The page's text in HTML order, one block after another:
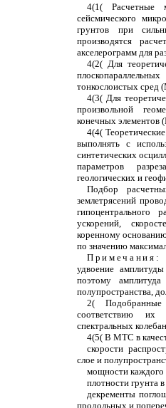
4(1( Расчетные
сейсмического
грунтов при
производятся
акселерограмм для
4(2( Для
тонкослоистых сред
4(3( Для
произвольной
конечных
4(4(
выполнять с
синтетических
параметров
геологических и
Подбор
землетрясений
гипоцентрального
ускорений,
коренному
по значению
Примечания:
удвоение
поэтому
полупространства,
2( Подобранные
соответствию их
спектральных
4(5( В МТС в
скорости
слое и
мощности каждого
плотности грунта
декременты
продольных и